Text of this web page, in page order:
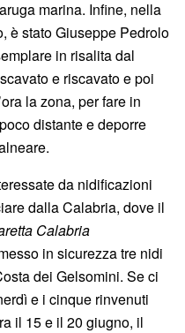
marina. Infine, nella
è stato Giuseppe Pedrolo
in risalita dal
e riscavato e poi
la zona, per fare in
distante e deporre
da nidificazioni
dalla Calabria, dove il
Calabria
in sicurezza tre nidi
dei Gelsomini. Se ci
e i cinque rinvenuti
il 15 e il 20 giugno, il